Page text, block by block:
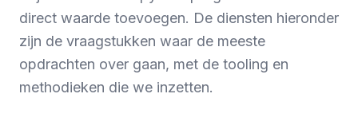
direct waarde toevoegen. De diensten hieronder
zijn de vraagstukken waar de meeste
opdrachten over gaan, met de tooling en
methodieken die we inzetten.